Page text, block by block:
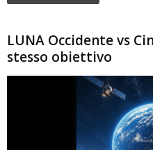
LUNA Occidente vs
stesso obiettivo